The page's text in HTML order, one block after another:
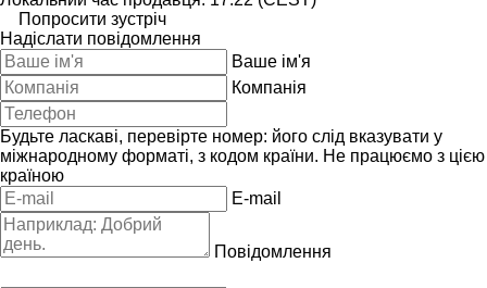
Попросити зустріч
Надіслати повідомлення
Ваше ім'я
Компанія
Будьте ласкаві, перевірте номер: його слід вказувати у
міжнародному форматі, з кодом країни. Не працюємо з цією
країною
E-mail
Повідомлення